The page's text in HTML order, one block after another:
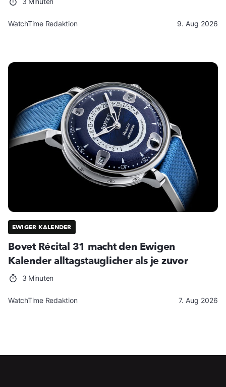
WatchTime Redaktion 9. Aug 2026
EWIGER KALENDER
Bovet Récital 31 macht den Ewigen
Kalender alltagstauglicher als je zuvor
3 Minuten
WatchTime Redaktion 7. Aug 2026